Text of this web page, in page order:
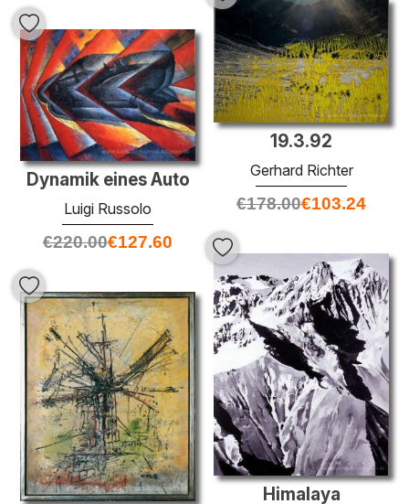
19.3.92
Gerhard Richter
€178.00€103.24
Dynamik eines Auto
Luigi Russolo
€220.00€127.60
Himalaya